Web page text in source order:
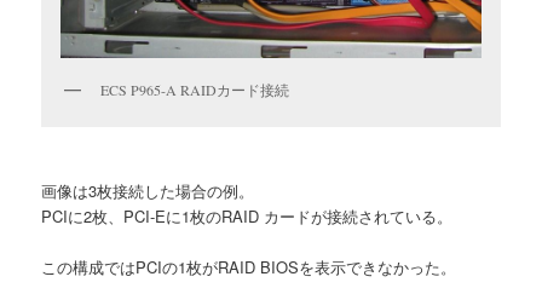
ECS P965-A RAIDカード接続
画像は3枚接続した場合の例。
PCIに2枚、PCI-Eに1枚のRAID カードが接続されている。
この構成ではPCIの1枚がRAID BIOSを表示できなかった。